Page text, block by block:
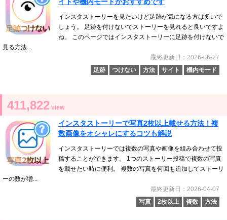
インスタストーリーを見たいけど足跡が気になる方は多いで
しょう。 足跡を付けないでストーリーを見れると良いですよ
ね。 このページではインスタストーリーに足跡を付けないで
見る方法...
最終更新日：2026-06-27
足跡
つけない 方法 サイト 機内モード
411,822 view
インスタストーリーで写真2枚以上載せる方法！複
数画像をオシャレにするコツも解説
インスタストーリーでは複数の写真や画像を組み合わせて投
稿することができます。 1つのストーリー投稿で複数の写真
を載せたい時に便利。 複数の写真を何回も追加してストーリ
ーの数が増...
最終更新日：2026-04-07
写真
2枚以上 複数 方法